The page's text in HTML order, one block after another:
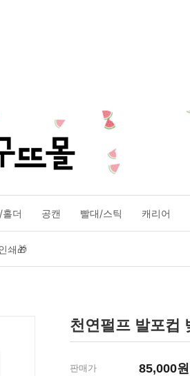
더 공캔 빨대/스틱 캐리어
쇄🎁
천연펄프 발포컵
판매가 85,000원